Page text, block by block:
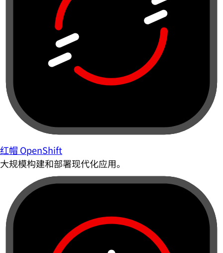
红帽 OpenShift
大规模构建和部署现代化应用。